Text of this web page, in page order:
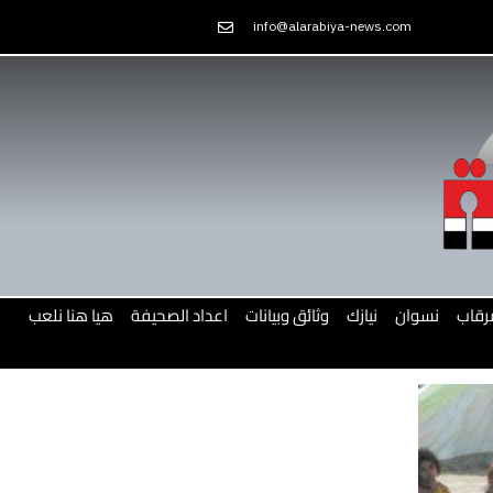
to
info@alarabiya-news.com
نسوان نيازك وثائق وبيانات اعداد الصحيفة هيا هنا نلعب